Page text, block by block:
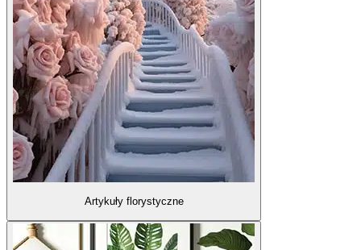
Artykuły florystyczne